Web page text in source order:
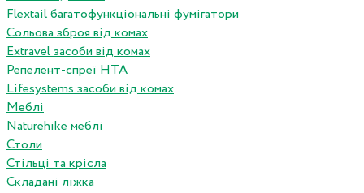
Flextail багатофункціональні фумігатори
Сольова зброя від комах
Extravel засоби від комах
Репелент-спреї HTA
Lifesystems засоби від комах
Меблі
Naturehike меблі
Столи
Стільці та крісла
Складані ліжка